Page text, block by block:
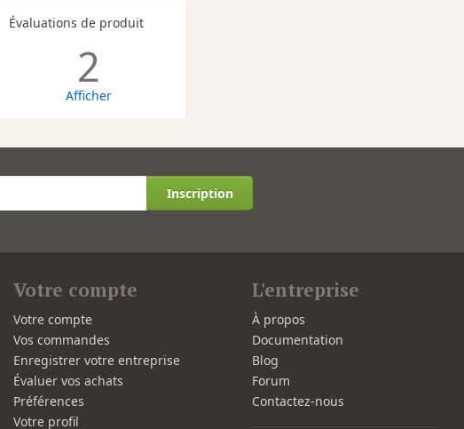
Évaluations de produit
2
Afficher
Inscription
Votre compte
Votre compte
Vos commandes
Enregistrer votre entreprise
Évaluer vos achats
Préférences
Votre profil
L'entreprise
À propos
Documentation
Blog
Forum
Contactez-nous